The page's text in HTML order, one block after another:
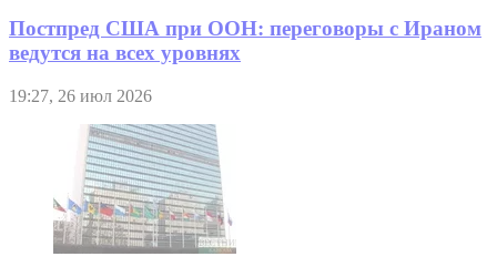
Постпред США при ООН: переговоры с Ираном
ведутся на всех уровнях
19:27, 26 июл 2026